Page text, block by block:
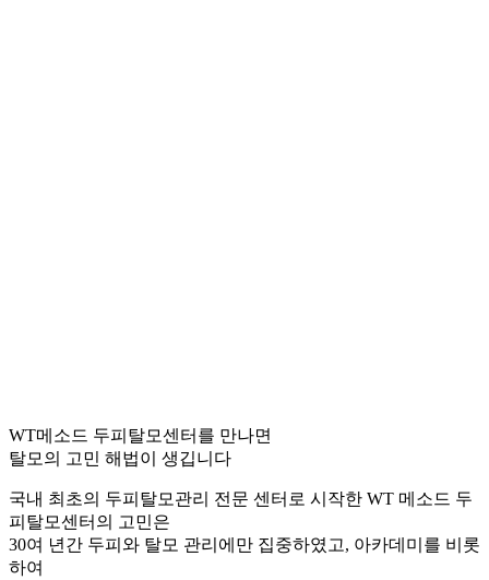
WT메소드 두피탈모센터를 만나면
탈모의 고민 해법이 생깁니다
국내 최초의 두피탈모관리 전문 센터로 시작한 WT 메소드 두
피탈모센터의 고민은
30여 년간 두피와 탈모 관리에만 집중하였고, 아카데미를 비롯
하여